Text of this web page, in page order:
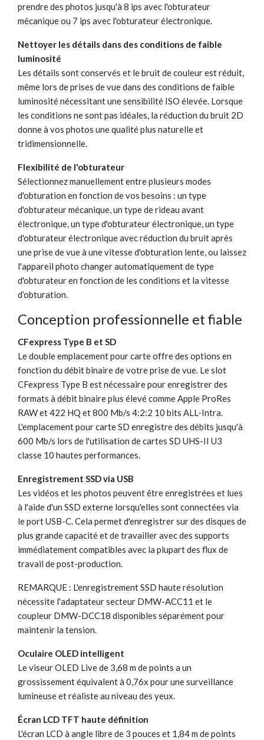
prendre des photos jusqu'à 8 ips avec l'obturateur
mécanique ou 7 ips avec l'obturateur électronique.
Nettoyer les détails dans des conditions de faible
luminosité
Les détails sont conservés et le bruit de couleur est réduit,
même lors de prises de vue dans des conditions de faible
luminosité nécessitant une sensibilité ISO élevée. Lorsque
les conditions ne sont pas idéales, la réduction du bruit 2D
donne à vos photos une qualité plus naturelle et
tridimensionnelle.
Flexibilité de l'obturateur
Sélectionnez manuellement entre plusieurs modes
d'obturation en fonction de vos besoins : un type
d'obturateur mécanique, un type de rideau avant
électronique, un type d'obturateur électronique, un type
d'obturateur électronique avec réduction du bruit après
une prise de vue à une vitesse d'obturation lente, ou laissez
l'appareil photo changer automatiquement de type
d'obturateur en fonction de les conditions et la vitesse
d’obturation.
Conception professionnelle et fiable
CFexpress Type B et SD
Le double emplacement pour carte offre des options en
fonction du débit binaire de votre prise de vue. Le slot
CFexpress Type B est nécessaire pour enregistrer des
formats à débit binaire plus élevé comme Apple ProRes
RAW et 422 HQ et 800 Mb/s 4:2:2 10 bits ALL-Intra.
L'emplacement pour carte SD enregistre des débits jusqu'à
600 Mb/s lors de l'utilisation de cartes SD UHS-II U3 ​​
classe 10 hautes performances.
Enregistrement SSD via USB
Les vidéos et les photos peuvent être enregistrées et lues
à l'aide d'un SSD externe lorsqu'elles sont connectées via
le port USB-C. Cela permet d'enregistrer sur des disques de
plus grande capacité et de travailler avec des supports
immédiatement compatibles avec la plupart des flux de
travail de post-production.
REMARQUE : L'enregistrement SSD haute résolution
nécessite l'adaptateur secteur DMW-ACC11 et le
coupleur DMW-DCC18 disponibles séparément pour
maintenir la tension.
Oculaire OLED intelligent
Le viseur OLED Live de 3,68 m de points a un
grossissement équivalent à 0,76x pour une surveillance
lumineuse et réaliste au niveau des yeux.
Écran LCD TFT haute définition
L'écran LCD à angle libre de 3 pouces et 1,84 m de points